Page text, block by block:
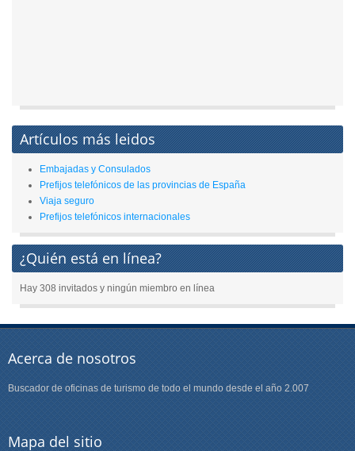
Artículos más leidos
Embajadas y Consulados
Prefijos telefónicos de las provincias de España
Viaja seguro
Prefijos telefónicos internacionales
¿Quién está en línea?
Hay 308 invitados y ningún miembro en línea
Acerca de nosotros
Buscador de oficinas de turismo de todo el mundo desde el año 2.007
Mapa del sitio